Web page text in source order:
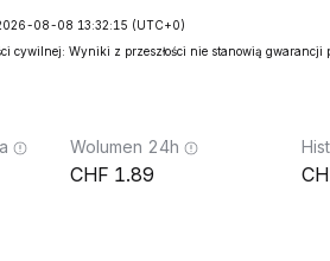
08-08 13:32:15 (UTC+0)
cywilnej: Wyniki z przeszłości nie stanowią gwarancji
Wolumen 24h
1.89